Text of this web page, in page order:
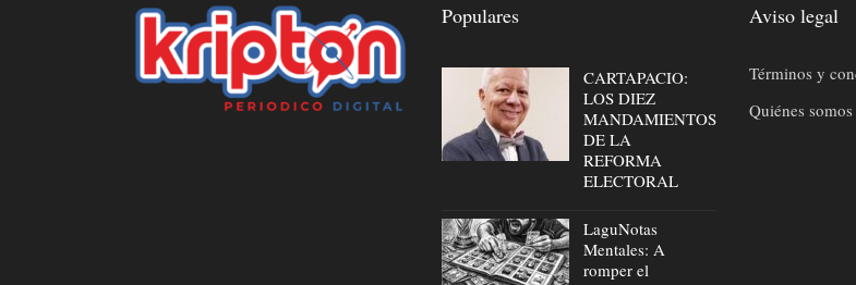
Populares
CARTAPACIO:
LOS DIEZ
MANDAMIENTOS
DE LA
REFORMA
ELECTORAL
LaguNotas
Mentales: A
romper el
Aviso legal
Términos y
Quiénes somos